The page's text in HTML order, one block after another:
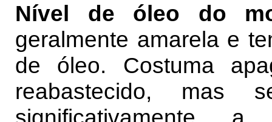
Nível de óleo do
geralmente amarela e
de óleo. Costuma
reabastecido,